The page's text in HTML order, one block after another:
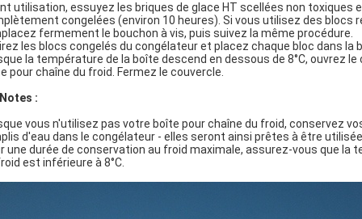
utilisation, essuyez les briques de glace HT scellées non
congelées (environ 10 heures). Si vous utilisez des
fermement le bouchon à vis, puis suivez la même procédure.
les blocs congelés du congélateur et placez chaque bloc dans
la température de la boîte descend en dessous de 8°C, ouvrez
pour chaîne du froid. Fermez le couvercle.
:
vous n'utilisez pas votre boîte pour chaîne du froid, conservez
d'eau dans le congélateur - elles seront ainsi prêtes à être
une durée de conservation au froid maximale, assurez-vous que la
est inférieure à 8°C.